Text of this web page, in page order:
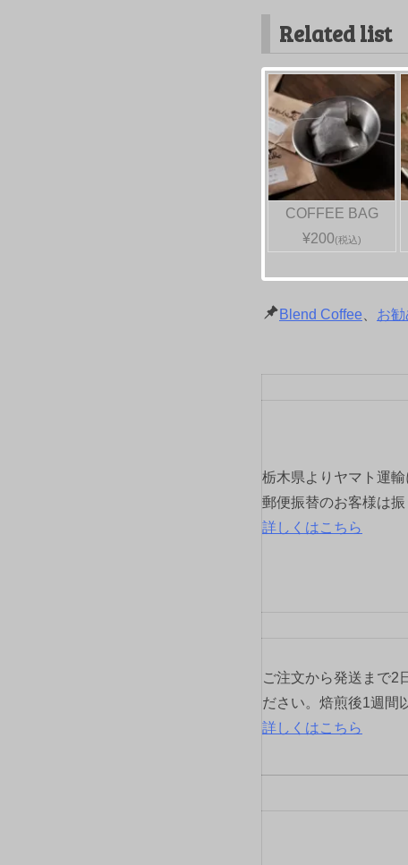
Related list
COFFEE BAG
¥200(税込)
Blend Coffee お
栃木県よりヤマト運輸
郵便振替のお客様は
詳しくはこちら
ご注文から発送まで2
ださい。焙煎後1週間
詳しくはこちら